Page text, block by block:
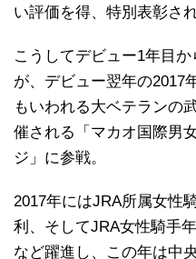
い評価を得、特別表彰さ
こうしてデビュー1年目
が、デビュー翌年の2017
もいわれる大ベテランの
催される「マカオ国際男
ジ」に参戦。
2017年にはJRA所属女性
利、そしてJRA女性騎手
など躍進し、この年は中